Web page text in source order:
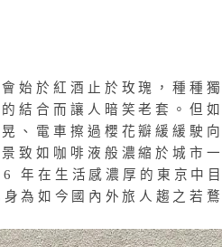
始於紅酒止於玫瑰，種種
結合而讓人暗笑老套。但
、電車擦過櫻花瓣緩緩駛
致如咖啡液般濃縮於城市
年在生活感濃厚的東京中
為如今國內外旅人趨之若